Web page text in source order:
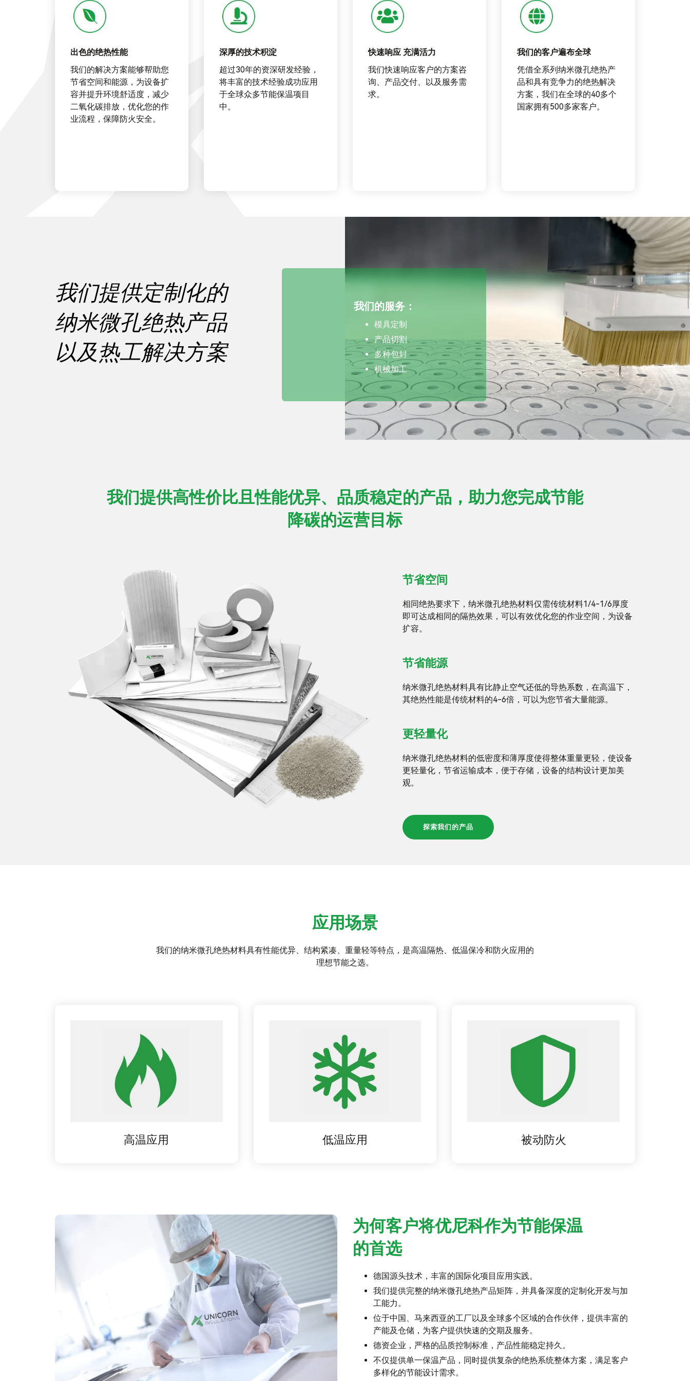
出色的绝热性能
我们的解决方案能够帮助您
节省空间和能源，为设备扩
容并提升环境舒适度，减少
二氧化碳排放，优化您的作
业流程，保障防火安全。
深厚的技术积淀
超过30年的资深研发经验，
将丰富的技术经验成功应用
于全球众多节能保温项目
中。
快速响应 充满活力
我们快速响应客户的方案咨
询、产品交付、以及服务需
求。
我们的客户遍布全球
凭借全系列纳米微孔绝热产
品和具有竞争力的绝热解决
方案，我们在全球的40多个
国家拥有500多家客户。
我们提供定制化的
纳米微孔绝热产品
以及热工解决方案
我们的服务：
模具定制
产品切割
多种包封
机械加工
我们提供高性价比且性能优异、品质稳定的产品，助力您完成节能
降碳的运营目标
节省空间
相同绝热要求下，纳米微孔绝热材料仅需传统材料1/4-1/6厚度
即可达成相同的隔热效果，可以有效优化您的作业空间，为设备
扩容。
节省能源
纳米微孔绝热材料具有比静止空气还低的导热系数，在高温下，
其绝热性能是传统材料的4-6倍，可以为您节省大量能源。
更轻量化
纳米微孔绝热材料的低密度和薄厚度使得整体重量更轻，使设备
更轻量化，节省运输成本，便于存储，设备的结构设计更加美
观。
探索我们的产品
应用场景
我们的纳米微孔绝热材料具有性能优异、结构紧凑、重量轻等特点，是高温隔热、低温保冷和防火应用的
理想节能之选。
高温应用 低温应用 被动防火
为何客户将优尼科作为节能保温
的首选
德国源头技术，丰富的国际化项目应用实践。
我们提供完整的纳米微孔绝热产品矩阵，并具备深度的定制化开发与加
工能力。
位于中国、马来西亚的工厂以及全球多个区域的合作伙伴，提供丰富的
产能及仓储，为客户提供快速的交期及服务。
德资企业，严格的品质控制标准，产品性能稳定持久。
不仅提供单一保温产品，同时提供复杂的绝热系统整体方案，满足客户
多样化的节能设计需求。